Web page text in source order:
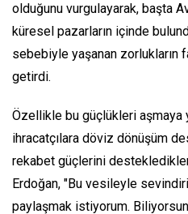
olduğunu vurgulayarak, başta
küresel pazarların içinde
sebebiyle yaşanan zorlukların
getirdi.
Özellikle bu güçlükleri aşmaya
ihracatçılara döviz dönüşüm
rekabet güçlerini
Erdoğan, "Bu vesileyle
paylaşmak istiyorum.